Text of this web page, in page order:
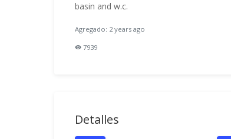
basin and w.c.
Agregado: 2 years ago
7939
Detalles